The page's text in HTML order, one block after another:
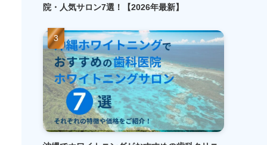
院・人気サロン7選！【2026年最新】